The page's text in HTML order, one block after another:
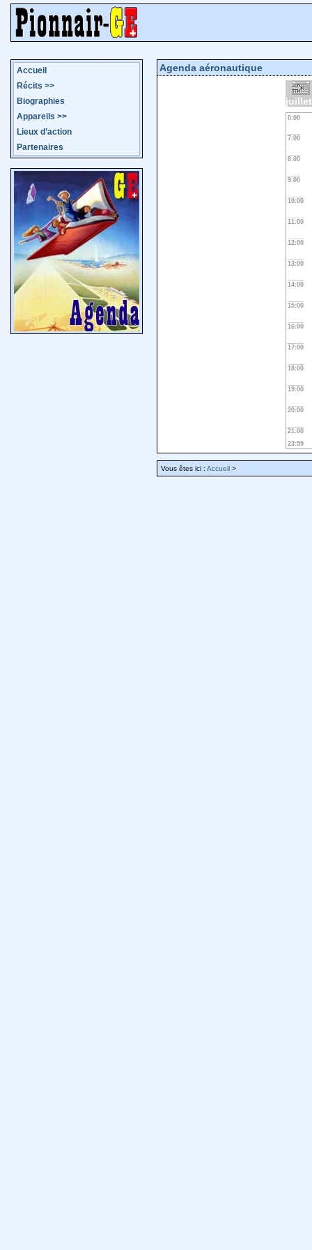
Accueil
Récits >>
Biographies
Appareils >>
Lieux d’action
Partenaires
Agenda aéronautique
0:00
7:00
8:00
9:00
10:00
11:00
12:00
13:00
14:00
15:00
16:00
17:00
18:00
19:00
20:00
21:00
23:59
Vous êtes ici : Accueil >